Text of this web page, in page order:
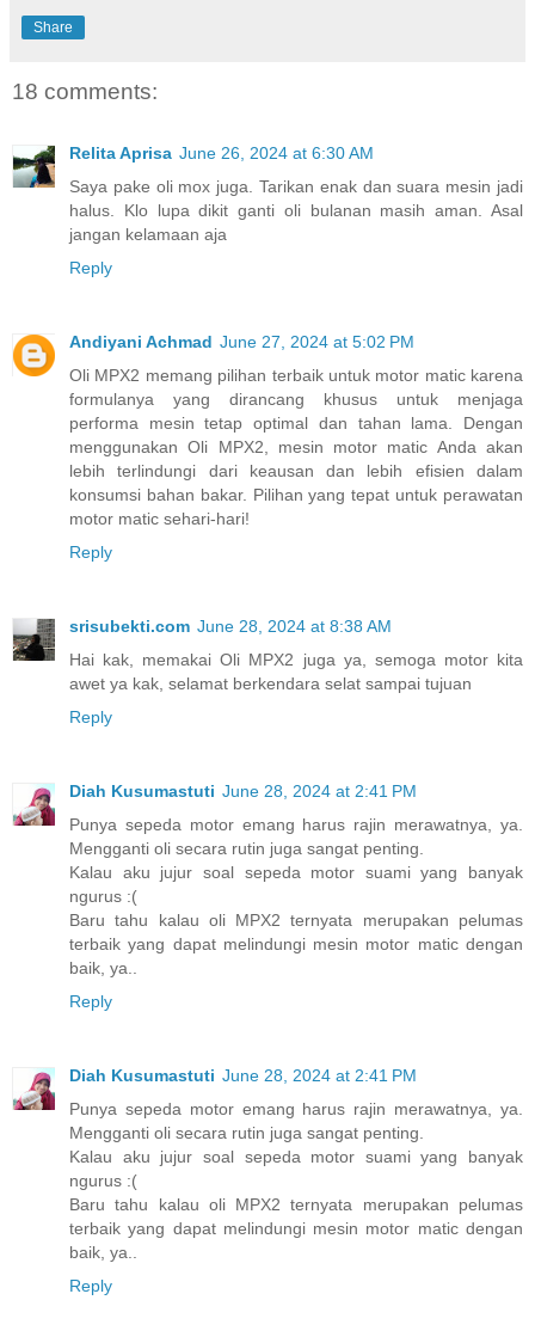
Share
18 comments:
Relita Aprisa June 26, 2024 at 6:30 AM
Saya pake oli mox juga. Tarikan enak dan suara mesin jadi
halus. Klo lupa dikit ganti oli bulanan masih aman. Asal
jangan kelamaan aja
Reply
Andiyani Achmad June 27, 2024 at 5:02 PM
Oli MPX2 memang pilihan terbaik untuk motor matic karena
formulanya yang dirancang khusus untuk menjaga
performa mesin tetap optimal dan tahan lama. Dengan
menggunakan Oli MPX2, mesin motor matic Anda akan
lebih terlindungi dari keausan dan lebih efisien dalam
konsumsi bahan bakar. Pilihan yang tepat untuk perawatan
motor matic sehari-hari!
Reply
srisubekti.com June 28, 2024 at 8:38 AM
Hai kak, memakai Oli MPX2 juga ya, semoga motor kita
awet ya kak, selamat berkendara selat sampai tujuan
Reply
Diah Kusumastuti June 28, 2024 at 2:41 PM
Punya sepeda motor emang harus rajin merawatnya, ya.
Mengganti oli secara rutin juga sangat penting.
Kalau aku jujur soal sepeda motor suami yang banyak
ngurus :(
Baru tahu kalau oli MPX2 ternyata merupakan pelumas
terbaik yang dapat melindungi mesin motor matic dengan
baik, ya..
Reply
Diah Kusumastuti June 28, 2024 at 2:41 PM
Punya sepeda motor emang harus rajin merawatnya, ya.
Mengganti oli secara rutin juga sangat penting.
Kalau aku jujur soal sepeda motor suami yang banyak
ngurus :(
Baru tahu kalau oli MPX2 ternyata merupakan pelumas
terbaik yang dapat melindungi mesin motor matic dengan
baik, ya..
Reply